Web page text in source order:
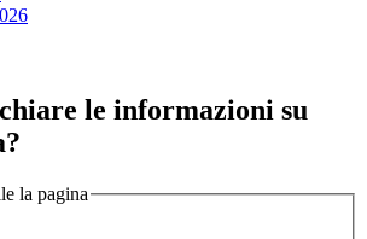
le informazioni su
la pagina